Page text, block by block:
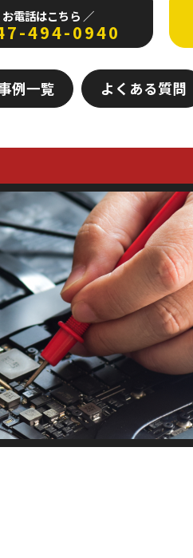
お電話はこちら ／
494-0940
例一覧 よくある質問